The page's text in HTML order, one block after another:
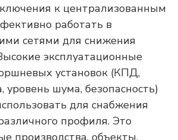
к централизованным
работать в
сетями для снижения
эксплуатационные
установок (КПД,
уровень шума, безопасность)
для снабжения
профиля. Это
производства, объекты,